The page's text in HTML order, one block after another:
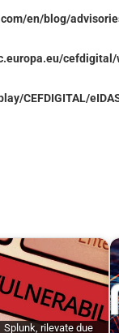
en/blog/
cefdigital/
CEFDIGITAL/
Splunk, rilevate due